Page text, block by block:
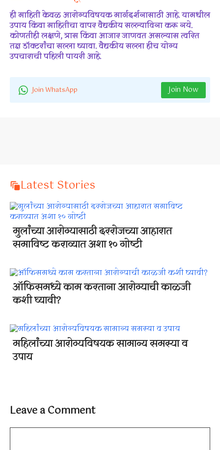
ही माहिती केवळ आरोग्यविषयक मार्गदर्शनासाठी आहे. यामधील
उपाय किंवा माहितीचा वापर वैद्यकीय सल्ल्याविना करू नये.
कोणतीही लक्षणे, त्रास किंवा आजार जाणवत असल्यास त्वरित
तज्ञ डॉक्टरांचा सल्ला घ्यावा. वैद्यकीय सल्ला हीच योग्य
उपचाराची पहिली पायरी आहे.
Join WhatsApp Join Now
Latest Stories
मुलांच्या आरोग्यासाठी दररोजच्या आहारात
समाविष्ट कराव्यात अशा १० गोष्टी
ऑफिसमध्ये काम करताना आरोग्याची काळजी
कशी घ्यावी?
महिलांच्या आरोग्यविषयक सामान्य समस्या व
उपाय
Leave a Comment
Comment